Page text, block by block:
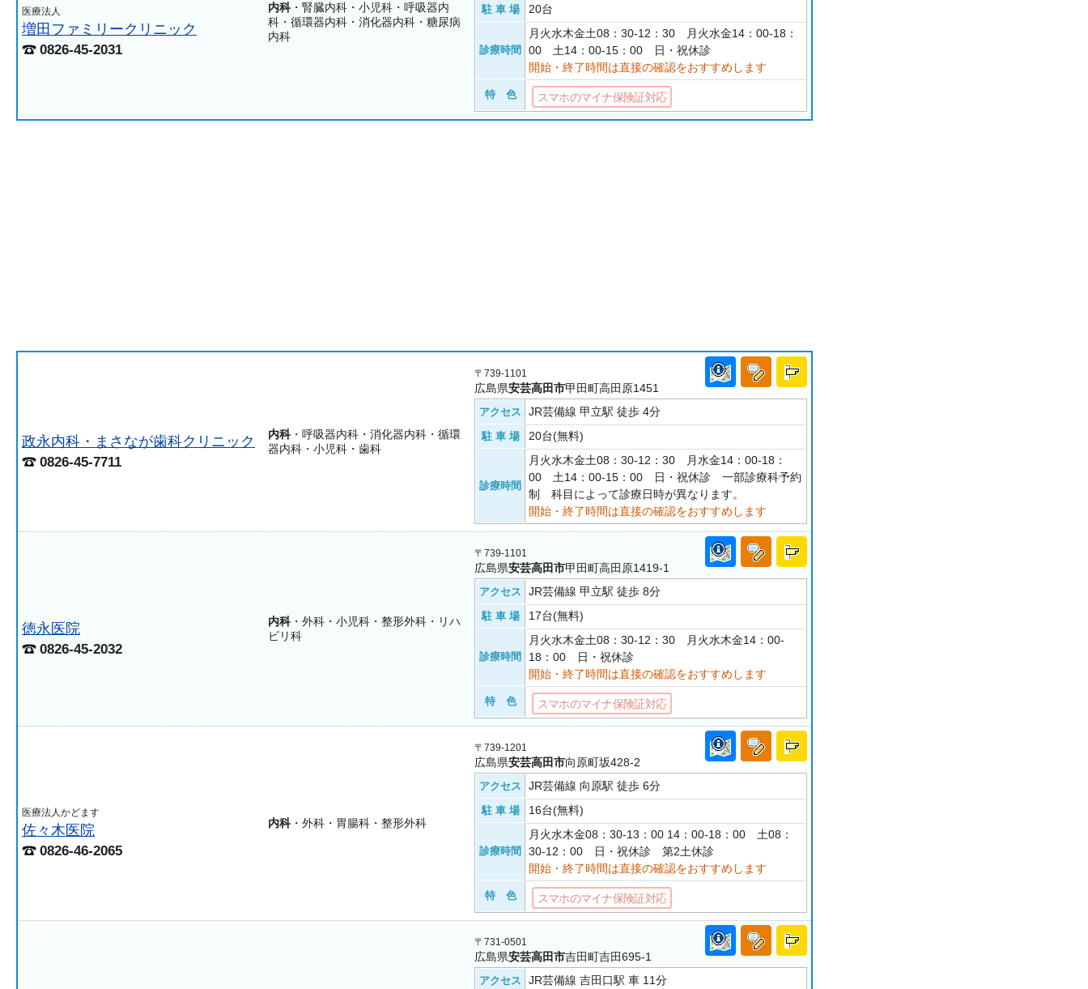
医療法人
増田ファミリークリニック
0826-45-2031
内科・腎臓内科・小児科・呼吸器内
科・循環器内科・消化器内科・糖尿病
内科
駐 車 場 20台
診療時間
月火水木金土08：30-12：30 月火水金14：00-18：
00 土14：00-15：00 日・祝休診
開始・終了時間は直接の確認をおすすめします
特 色 スマホのマイナ保険証対応
政永内科・まさなが歯科クリニック
0826-45-7711
内科・呼吸器内科・消化器内科・循環
器内科・小児科・歯科
〒739-1101
広島県安芸高田市甲田町高田原1451
アクセス JR芸備線 甲立駅 徒歩 4分
駐 車 場 20台(無料)
診療時間
月火水木金土08：30-12：30 月水金14：00-18：
00 土14：00-15：00 日・祝休診 一部診療科予約
制 科目によって診療日時が異なります。
開始・終了時間は直接の確認をおすすめします
徳永医院
0826-45-2032
内科・外科・小児科・整形外科・リハ
ビリ科
〒739-1101
広島県安芸高田市甲田町高田原1419-1
アクセス JR芸備線 甲立駅 徒歩 8分
駐 車 場 17台(無料)
診療時間
月火水木金土08：30-12：30 月火水木金14：00-
18：00 日・祝休診
開始・終了時間は直接の確認をおすすめします
特 色 スマホのマイナ保険証対応
医療法人かどます
佐々木医院
0826-46-2065
内科・外科・胃腸科・整形外科
〒739-1201
広島県安芸高田市向原町坂428-2
アクセス JR芸備線 向原駅 徒歩 6分
駐 車 場 16台(無料)
診療時間
月火水木金08：30-13：00 14：00-18：00 土08：
30-12：00 日・祝休診 第2土休診
開始・終了時間は直接の確認をおすすめします
特 色 スマホのマイナ保険証対応
〒731-0501
広島県安芸高田市吉田町吉田695-1
アクセス JR芸備線 吉田口駅 車 11分